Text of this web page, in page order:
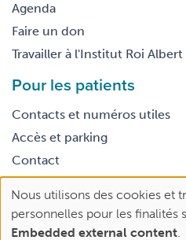
Agenda
Faire un don
Travailler à l'Institut Roi Albert
Pour les patients
Contacts et numéros utiles
Accès et parking
Contact
Footer
legal
Conditions générales d’utilisation
Use
of
Nous utilisons des cookies et
personnelles pour les finalités
Embedded external content.